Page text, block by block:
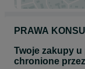
PRAWA
Twoje zakupy
chronione